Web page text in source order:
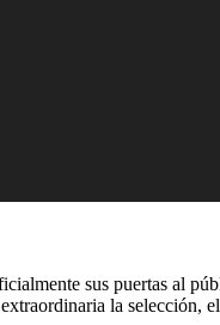
sus puertas al
la selección,